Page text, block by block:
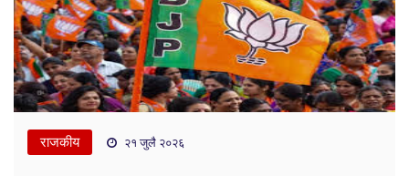
राजकीय २१ जुलै २०२६